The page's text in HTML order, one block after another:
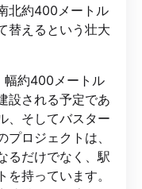
北約400メートル
替えるという壮大
幅約400メートル
設される予定であ
、そしてバスター
ロジェクトは、
るだけでなく、駅
持っています。